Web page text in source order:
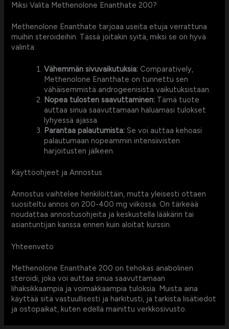
Miksi Valita Methenolone Enanthate 200?
Methenolone Enanthate tarjoaa useita etuja verrattuna
muihin steroideihin. Tässä joitakin syitä, miksi se on hyvä
valinta:
Vähemmän sivuvaikutuksia: Comparatively,
Methenolone Enanthate on tunnettu sen
vähäisemmistä androgeenisista vaikutuksistaan.
Nopea tulosten saavuttaminen: Tämä tuote
auttaa sinua saavuttamaan haluamasi tulokset
lyhyessä ajassa.
Parantaa palautumista: Se voi auttaa kehoasi
palautumaan nopeammin intensiivisten
harjoitusten jälkeen.
Käyttöohjeet ja Annostus
Annostus vaihtelee henkilöittäin, mutta yleisesti ottaen
suositeltu annos on 200-400 mg viikossa. On tärkeää
noudattaa annostusohjeita ja keskustella lääkärin tai
asiantuntijan kanssa ennen kuin aloitat kurssin.
Yhteenveto
Methenolone Enanthate 200 on tehokas anabolinen
steroidi, joka voi auttaa sinua saavuttamaan
lihaksikkaampia ja voimakkaampia tuloksia. Muista aina
käyttää sitä vastuullisesti ja harkitusti, ja tarkista lisätiedot
ja ostopaikat, kuten edellä mainittu verkkosivusto.